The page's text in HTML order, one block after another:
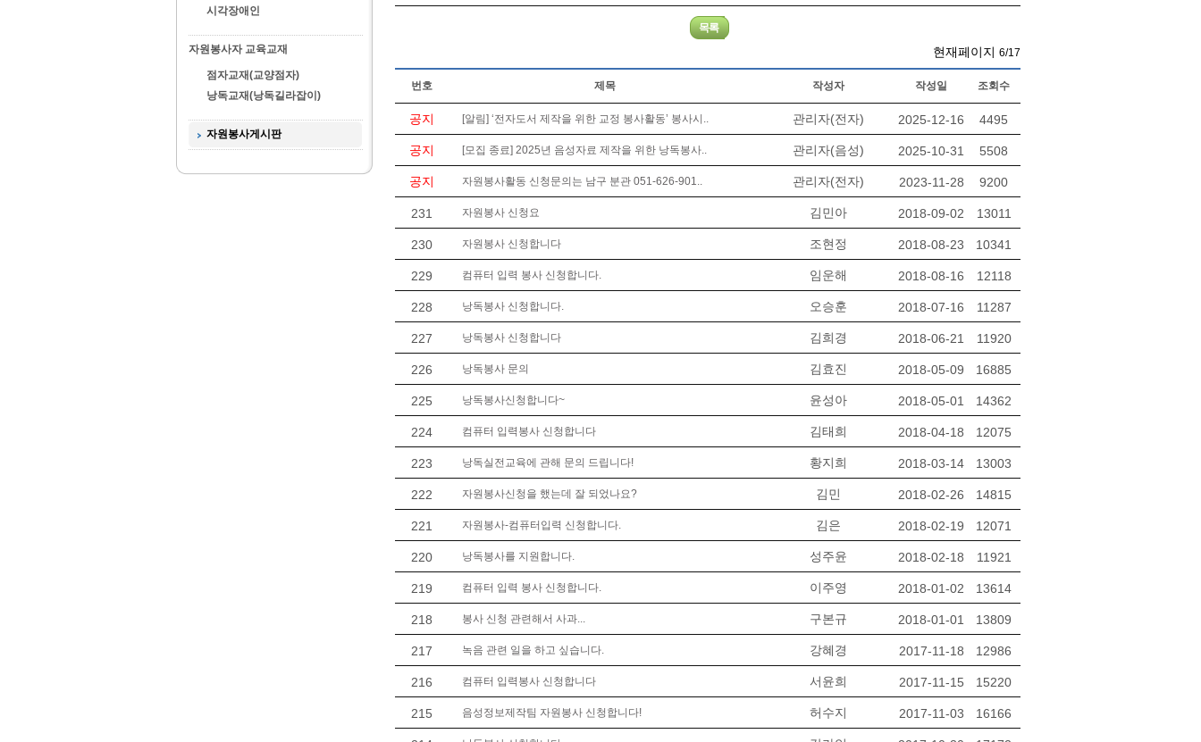
시각장애인
자원봉사자 교육교재
점자교재(교양점자)
낭독교재(낭독길라잡이)
자원봉사게시판
현재페이지 6/17
번호 제목 작성자 작성일 조회수
공지 [알림] ‘전자도서 제작을 위한 교정 봉사활동’ 봉사시.. 관리자(전자) 2025-12-16 4495
공지 [모집 종료] 2025년 음성자료 제작을 위한 낭독봉사.. 관리자(음성) 2025-10-31 5508
공지 자원봉사활동 신청문의는 남구 분관 051-626-901.. 관리자(전자) 2023-11-28 9200
231 자원봉사 신청요 김민아 2018-09-02 13011
230 자원봉사 신청합니다 조현정 2018-08-23 10341
229 컴퓨터 입력 봉사 신청합니다. 임운해 2018-08-16 12118
228 낭독봉사 신청합니다. 오승훈 2018-07-16 11287
227 낭독봉사 신청합니다 김희경 2018-06-21 11920
226 낭독봉사 문의 김효진 2018-05-09 16885
225 낭독봉사신청합니다~ 윤성아 2018-05-01 14362
224 컴퓨터 입력봉사 신청합니다 김태희 2018-04-18 12075
223 낭독실전교육에 관해 문의 드립니다! 황지희 2018-03-14 13003
222 자원봉사신청을 했는데 잘 되었나요? 김민 2018-02-26 14815
221 자원봉사-컴퓨터입력 신청합니다. 김은 2018-02-19 12071
220 낭독봉사를 지원합니다. 성주윤 2018-02-18 11921
219 컴퓨터 입력 봉사 신청합니다. 이주영 2018-01-02 13614
218 봉사 신청 관련해서 사과... 구본규 2018-01-01 13809
217 녹음 관련 일을 하고 싶습니다. 강혜경 2017-11-18 12986
216 컴퓨터 입력봉사 신청합니다 서윤희 2017-11-15 15220
215 음성정보제작팀 자원봉사 신청합니다! 허수지 2017-11-03 16166